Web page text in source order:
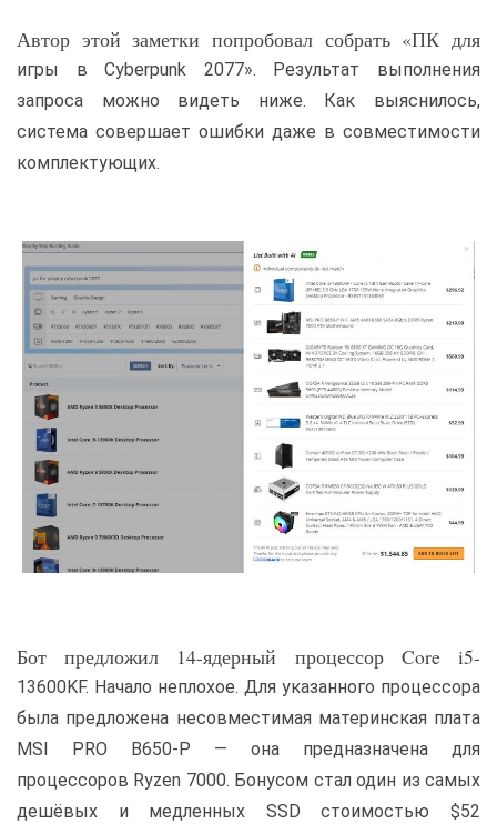
Автор этой заметки попробовал собрать «ПК для
игры в Cyberpunk 2077». Результат выполнения
запроса можно видеть ниже. Как выяснилось,
система совершает ошибки даже в совместимости
комплектующих.
Бот предложил 14-ядерный процессор Core i5-
13600KF. Начало неплохое. Для указанного процессора
была предложена несовместимая материнская плата
MSI PRO B650-P — она предназначена для
процессоров Ryzen 7000. Бонусом стал один из самых
дешёвых и медленных SSD стоимостью $52